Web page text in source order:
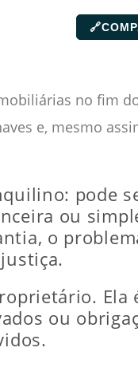
🔗
no fim
e, mesmo
pode
ou
o
Ela
ou